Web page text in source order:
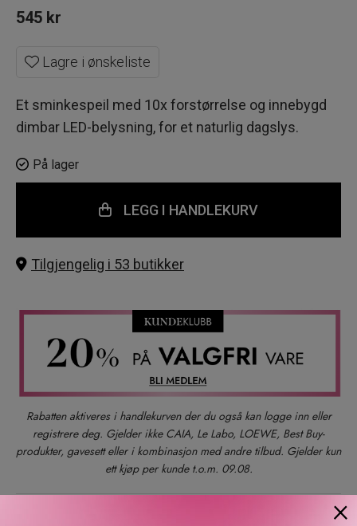
545 kr
Lagre i ønskeliste
Et sminkespeil med 10x forstørrelse og innebygd
dimbar LED-belysning, for et naturlig dagslys.
På lager
LEGG I HANDLEKURV
Tilgjengelig i 53 butikker
Rabatten aktiveres i handlekurven der du også kan logge inn eller
registrere deg. Gjelder ikke CAIA, Le Labo, LOEWE, Best Buy-
produkter, gavesett eller i kombinasjon med andre tilbud. Gjelder kun
ett kjøp per kunde t.o.m. 09.08.
×